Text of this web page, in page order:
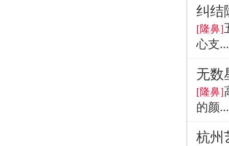
纠结
[隆鼻]
心支...
无数
[隆鼻]
的颜...
杭州